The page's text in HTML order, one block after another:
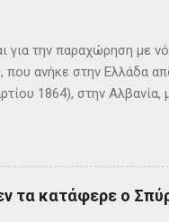
για την παραχώρηση με
ανήκε στην Ελλάδα
1864), στην
της ονομασία είναι
από την αρχαιότητα. Ο
τα κατάφερε ο